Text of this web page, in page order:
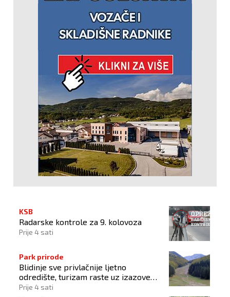
KSB
Radarske kontrole za 9. kolovoza
Prije 4 sati
Park prirode
Blidinje sve privlačnije ljetno
odredište, turizam raste uz izazove
očuvanja prirode
Prije 4 sati